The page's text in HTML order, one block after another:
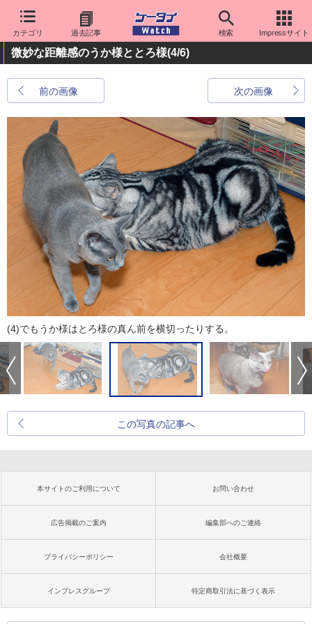
カテゴリ 過去記事 検索 Impressサイト
微妙な距離感のうか様ととろ様(4/6)
前の画像 次の画像
(4)でもうか様はとろ様の真ん前を横切ったりする。
この写真の記事へ
本サイトのご利用について お問い合わせ
広告掲載のご案内 編集部へのご連絡
プライバシーポリシー 会社概要
インプレスグループ 特定商取引法に基づく表示